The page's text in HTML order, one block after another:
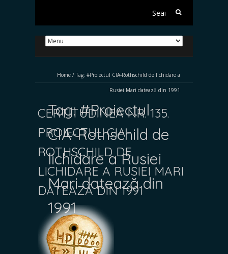
Search
Home / Tag: #Proiectul CIA-Rothschild de lichidare a
Rusiei Mari datează din 1991
Tag:#Proiectul
CIA-Rothschild de
lichidare a Rusiei
Mari datează din
1991
CERTITUDINEA NR. 135.
PROIECTUL CIA-
ROTHSCHILD DE
LICHIDARE A RUSIEI MARI
DATEAZĂ DIN 1991